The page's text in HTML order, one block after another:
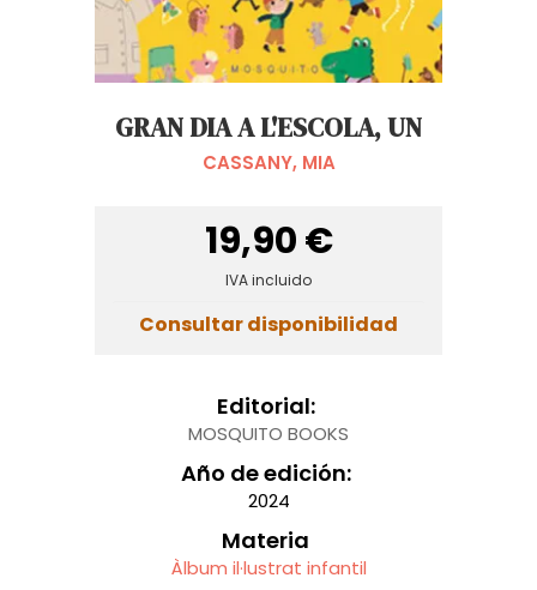
GRAN DIA A L'ESCOLA, UN
CASSANY, MIA
19,90 €
IVA incluido
Consultar disponibilidad
Editorial:
MOSQUITO BOOKS
Año de edición:
2024
Materia
Àlbum il·lustrat infantil